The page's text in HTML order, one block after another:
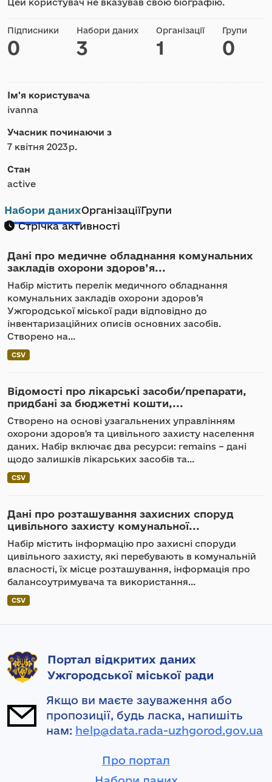
Цей користувач не вказував свою біографію.
Підписники
0
Набори даних
3
Організації
1
Групи
0
Ім'я користувача
ivanna
Учасник починаючи з
7 квітня 2023 р.
Стан
active
Набори данихОрганізаціїГрупи
Стрічка активності
Дані про медичне обладнання комунальних
закладів охорони здоров’я...
Набір містить перелік медичного обладнання
комунальних закладів охорони здоров’я
Ужгородської міської ради відповідно до
інвентаризаційних описів основних засобів.
Створено на...
CSV
Відомості про лікарські засоби/препарати,
придбані за бюджетні кошти,...
Створено на основі узагальнених управлінням
охорони здоров'я та цивільного захисту населення
даних. Набір включає два ресурси: remains – дані
щодо залишків лікарських засобів та...
CSV
Дані про розташування захисних споруд
цивільного захисту комунальної...
Набір містить інформацію про захисні споруди
цивільного захисту, які перебувають в комунальній
власності, їх місце розташування, інформація про
балансоутримувача та використання...
CSV
Портал відкритих даних
Ужгородської міської ради
Якщо ви маєте зауваження або
пропозиції, будь ласка, напишіть
нам: help@data.rada-uzhgorod.gov.ua
Про портал